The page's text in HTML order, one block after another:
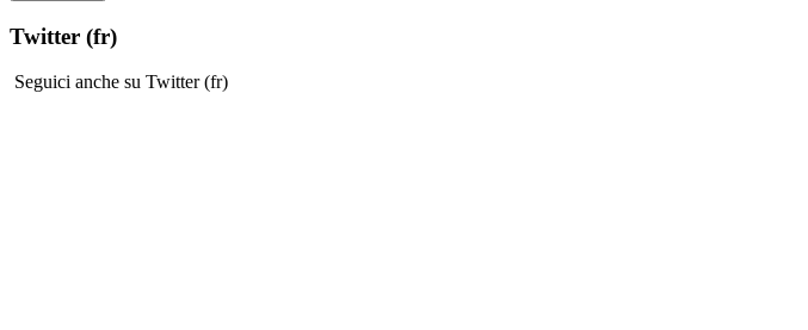
Twitter (fr)
Seguici anche su Twitter (fr)